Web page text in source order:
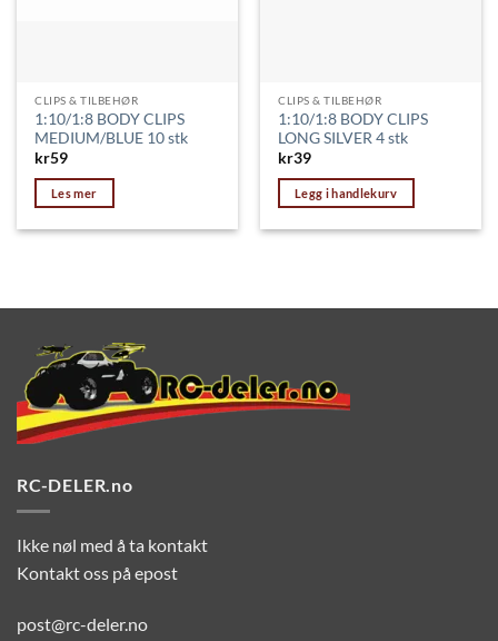
CLIPS & TILBEHØR
1:10/1:8 BODY CLIPS
MEDIUM/BLUE 10 stk
kr59
Les mer
CLIPS & TILBEHØR
1:10/1:8 BODY CLIPS
LONG SILVER 4 stk
kr39
Legg i handlekurv
RC-DELER.no
Ikke nøl med å ta kontakt
Kontakt oss på epost
post@rc-deler.no